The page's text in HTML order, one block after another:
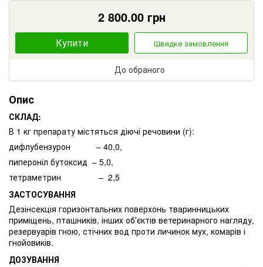
2 800.00грн
Купити Швидке замовлення
До обраного
Опис
СКЛАД:
В 1 кг препарату містяться діючі речовини (г):
дифлубензурон – 40,0,
пипероніл бутоксид – 5,0,
тетраметрин – 2,5
ЗАСТОСУВАННЯ
Дезінсекція горизонтальних поверхонь тваринницьких
приміщень, пташників, інших об′єктів ветеринарного нагляду,
резервуарів гною, стічних вод проти личинок мух, комарів і
гнойовиків.
ДОЗУВАННЯ